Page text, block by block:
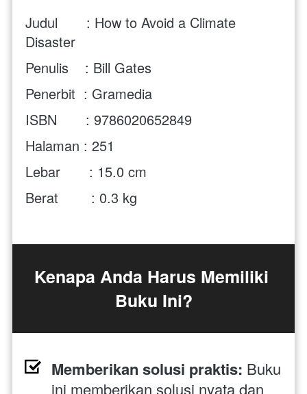
Judul       : How to Avoid a Climate
Disaster
Penulis    : Bill Gates
Penerbit  : Gramedia
ISBN       : 9786020652849
Halaman : 251
Lebar       : 15.0 cm
Berat        : 0.3 kg
Kenapa Anda Harus Memiliki
Buku Ini?
Memberikan solusi praktis: Buku
ini memberikan solusi nyata dan